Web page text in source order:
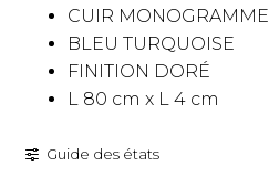
CUIR MONOGRAMME
BLEU TURQUOISE
FINITION DORÉ
L 80 cm x L 4 cm
Guide des états